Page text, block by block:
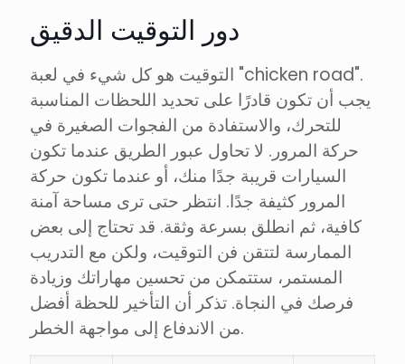
دور التوقيت الدقيق
التوقيت هو كل شيء في لعبة "chicken road".
يجب أن تكون قادرًا على تحديد اللحظات المناسبة
للتحرك، والاستفادة من الفجوات الصغيرة في
حركة المرور. لا تحاول عبور الطريق عندما تكون
السيارات قريبة جدًا منك، أو عندما تكون حركة
المرور كثيفة جدًا. انتظر حتى ترى مساحة آمنة
كافية، ثم انطلق بسرعة وثقة. قد تحتاج إلى بعض
الممارسة لتتقن فن التوقيت، ولكن مع التدريب
المستمر، ستتمكن من تحسين مهاراتك وزيادة
فرصك في النجاة. تذكر أن التأخير للحظة أفضل
من الاندفاع إلى مواجهة الخطر.